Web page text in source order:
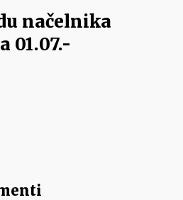
načelnika
01.07.-